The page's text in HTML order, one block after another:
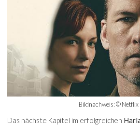
Bildnachweis: © Netflix
Das nächste Kapitel im erfolgreichen